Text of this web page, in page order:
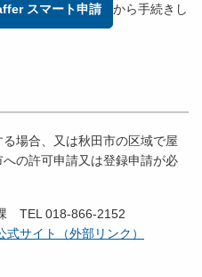
スマート申請 から手続きし
場合、又は秋田市の区域で屋
の許可申請又は登録申請が必
TEL 018-866-2152
式サイト（外部リンク）